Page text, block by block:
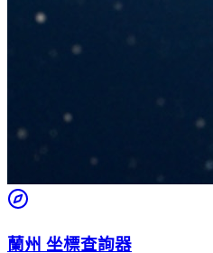
蘭州 坐標查詢器